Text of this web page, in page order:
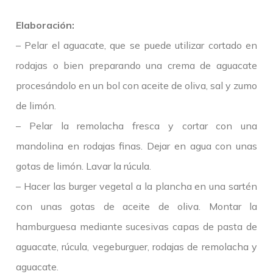
Elaboración:
– Pelar el aguacate, que se puede utilizar cortado en
rodajas o bien preparando una crema de aguacate
procesándolo en un bol con aceite de oliva, sal y zumo
de limón.
– Pelar la remolacha fresca y cortar con una
mandolina en rodajas finas. Dejar en agua con unas
gotas de limón. Lavar la rúcula.
– Hacer las burger vegetal a la plancha en una sartén
con unas gotas de aceite de oliva. Montar la
hamburguesa mediante sucesivas capas de pasta de
aguacate, rúcula, vegeburguer, rodajas de remolacha y
aguacate.